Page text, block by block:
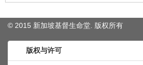
© 2015 新加坡基督生命堂. 版权所有
版权与许可